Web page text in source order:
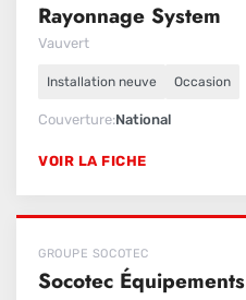
Rayonnage System
Vauvert
Installation neuve Occasion
Couverture National
VOIR LA FICHE
GROUPE SOCOTEC
Socotec Équipements